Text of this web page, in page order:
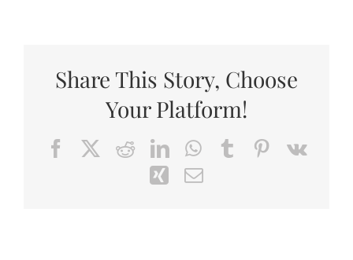
Share This Story, Choose
Your Platform!
FacebookRedditLinkedInWhatsApp
TumblrPinterest
Vk
XingEmail